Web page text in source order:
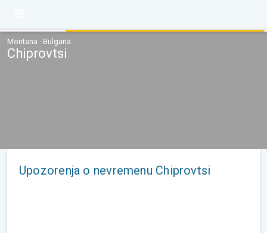
Montana · Bulgaria
Chiprovtsi
Upozorenja o nevremenu Chiprovtsi